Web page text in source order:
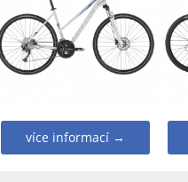
více informací →